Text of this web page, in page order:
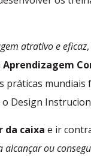
atrativo e eficaz
Aprendizagem
Design
da caixa e ir
alcançar ou